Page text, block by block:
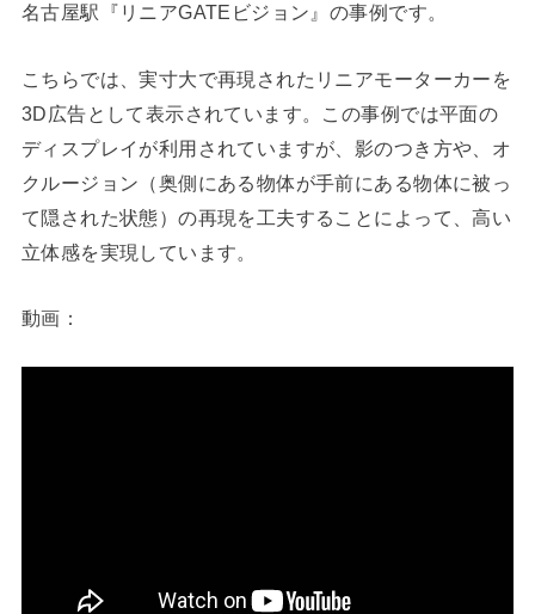
名古屋駅『リニアGATEビジョン』の事例です。
こちらでは、実寸大で再現されたリニアモーターカーを
3D広告として表示されています。この事例では平面の
ディスプレイが利用されていますが、影のつき方や、オ
クルージョン（奥側にある物体が手前にある物体に被っ
て隠された状態）の再現を工夫することによって、高い
立体感を実現しています。
動画：